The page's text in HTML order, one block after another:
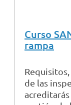
Curso
rampa
de las